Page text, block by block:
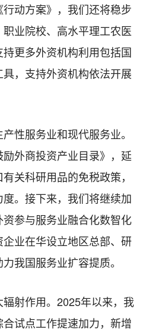
动方案》，我们还将稳步
业院校、高水平理工农医
更多外资机构利用包括国
，支持外资机构依法开展
性服务业和现代服务业。
外商投资产业目录》，延
关科研用品的免税政策，
。接下来，我们将继续加
参与服务业融合化数智化
业在华设立地区总部、研
我国服务业扩容提质。
射作用。2025年以来，我
试点工作提速加力，新增